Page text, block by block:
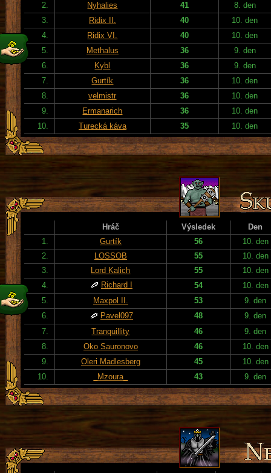
2.
Nyhalies 41
8. den
3.
Ridix II. 40
10. den
4.
Ridix VI. 40
10. den
5.
Methalus 36
9. den
6.
Kybl 36
9. den
7.
Gurtík 36
10. den
8.
velmistr 36
10. den
9.
Ermanarich 36
10. den
10.
Turecká káva 35 10. den
Hráč Výsledek
Den
1.
Gurtík 56
10. den
2.
LOSSOB 55
10. den
3.
Lord Kalich 55
10. den
4.
Richard I 54
10. den
5.
Maxpol II. 53
9. den
6.
Pavel097 48
9. den
7.
Tranquillity 46
9. den
8.
Oko Sauronovo 46
10. den
9.
Oleri Madlesberg 45
10. den
10.
_Mzoura_ 43 9. den